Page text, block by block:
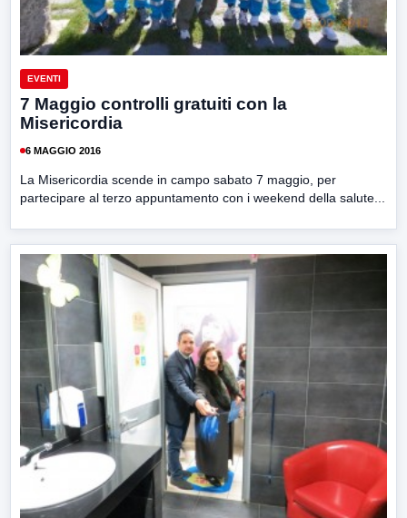
EVENTI
7 Maggio controlli gratuiti con la
Misericordia
6 MAGGIO 2016
La Misericordia scende in campo sabato 7 maggio, per
partecipare al terzo appuntamento con i weekend della salute...